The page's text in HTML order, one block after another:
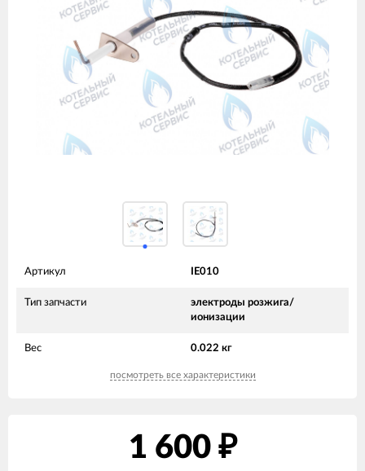
Артикул IE010
Тип запчасти
электроды розжига/
ионизации
Вес 0.022 кг
посмотреть все характеристики
1 600 ₽